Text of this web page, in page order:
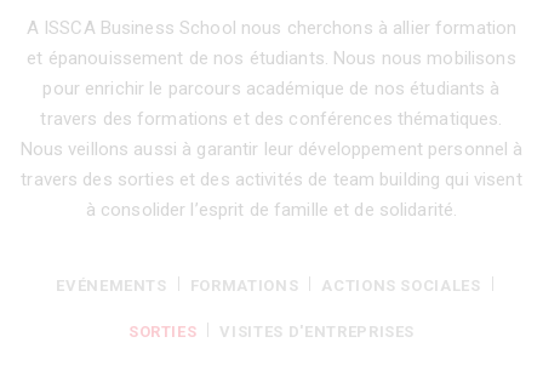
A ISSCA Business School nous cherchons à allier formation
et épanouissement de nos étudiants. Nous nous mobilisons
pour enrichir le parcours académique de nos étudiants à
travers des formations et des conférences thématiques.
Nous veillons aussi à garantir leur développement personnel à
travers des sorties et des activités de team building qui visent
à consolider l’esprit de famille et de solidarité.
EVÉNEMENTS FORMATIONS ACTIONS SOCIALES
SORTIES VISITES D'ENTREPRISES